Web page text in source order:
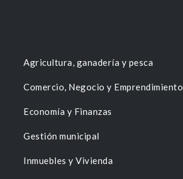
Agricultura, ganadería y pesca
Comercio, Negocio y Emprendimiento
Economía y Finanzas
Gestión municipal
Inmuebles y Vivienda